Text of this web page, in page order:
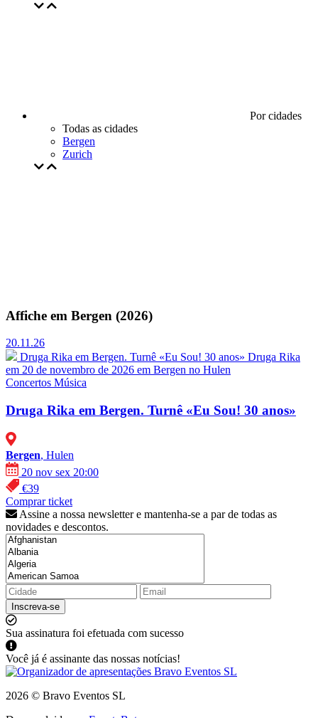
Por cidades
Todas as cidades
Bergen
Zurich
Affiche em Bergen (2026)
20.11.26
Druga Rika em Bergen. Turnê «Eu Sou! 30 anos» Druga Rika
em 20 de novembro de 2026 em Bergen no Hulen
Concertos Música
Druga Rika em Bergen. Turnê «Eu Sou! 30 anos»
Bergen, Hulen
20 nov sex 20:00
€39
Comprar ticket
Assine a nossa newsletter e mantenha-se a par de todas as
novidades e descontos.
Inscreva-se
Sua assinatura foi efetuada com sucesso
Você já é assinante das nossas notícias!
2026 © Bravo Eventos SL